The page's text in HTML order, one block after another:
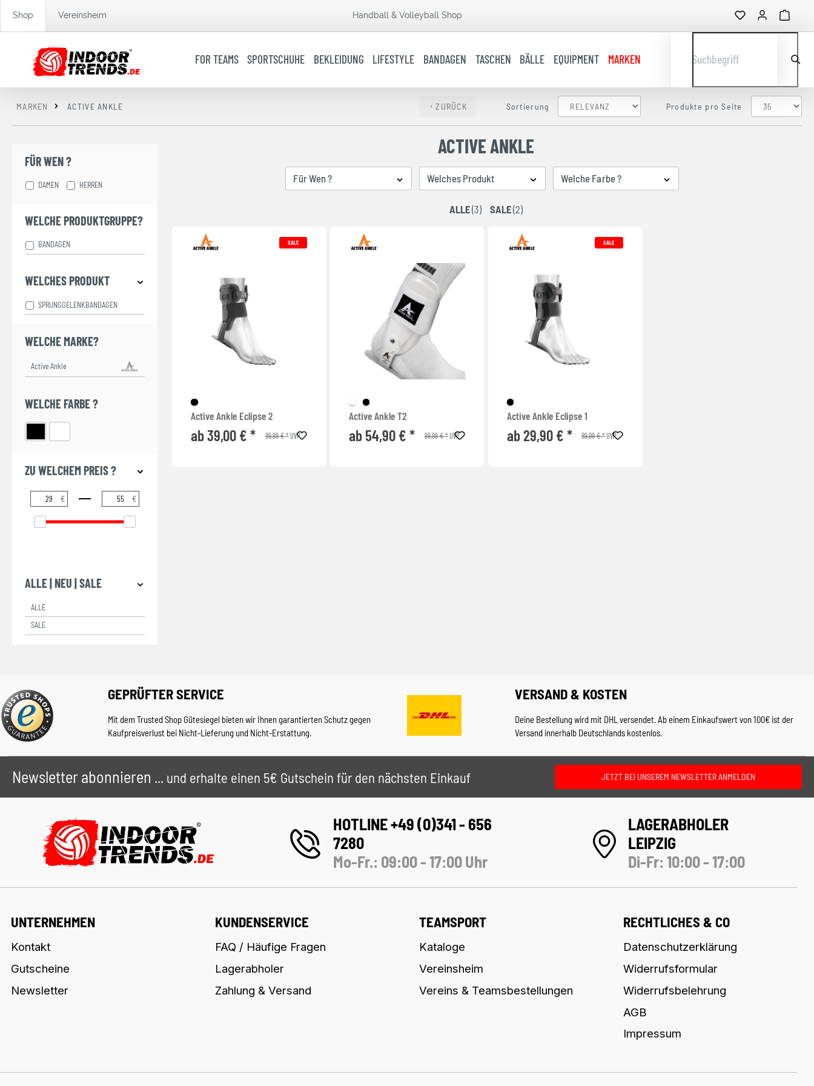
Zur Hauptnavigation springen
Shop Vereinsheim Handball & Volleyball Shop
FOR TEAMS SPORTSCHUHE BEKLEIDUNG LIFESTYLE BANDAGEN TASCHEN BÄLLE EQUIPMENT MARKEN Suchbegriff
ZURÜCK
MARKEN ACTIVE ANKLE Sortierung Produkte pro Seite
FÜR WEN ?
DAMEN HERREN
WELCHE PRODUKTGRUPPE?
BANDAGEN
WELCHES PRODUKT
SPRUNGGELENKBANDAGEN
WELCHE MARKE?
WELCHE FARBE ?
ZU WELCHEM PREIS ?
€ €
ALLE | NEU | SALE
ALLE
SALE
ACTIVE ANKLE
Für Wen ? Welches Produkt Welche Farbe ?
ALLE(3) SALE(2)
SALE
Active Ankle Eclipse 2
ab 39,00 € * 89,99 € *UVP
Active Ankle T2
ab 54,90 € * 99,99 € *UVP
SALE
Active Ankle Eclipse 1
ab 29,90 € * 89,99 € *UVP
GEPRÜFTER SERVICE
Mit dem Trusted Shop Gütesiegel bieten wir Ihnen garantierten Schutz gegen
Kaufpreisverlust bei Nicht-Lieferung und Nicht-Erstattung.
VERSAND & KOSTEN
Deine Bestellung wird mit DHL versendet. Ab einem Einkaufswert von 100€ ist der
Versand innerhalb Deutschlands kostenlos.
Newsletter abonnieren ... und erhalte einen 5€ Gutschein für den nächsten Einkauf JETZT BEI UNSEREM NEWSLETTER ANMELDEN
HOTLINE +49 (0)341 - 656
7280
Mo-Fr.: 09:00 - 17:00 Uhr
LAGERABHOLER
LEIPZIG
Di-Fr: 10:00 - 17:00
UNTERNEHMEN
Kontakt
Gutscheine
Newsletter
KUNDENSERVICE
FAQ / Häufige Fragen
Lagerabholer
Zahlung & Versand
TEAMSPORT
Kataloge
Vereinsheim
Vereins & Teamsbestellungen
RECHTLICHES & CO
Datenschutzerklärung
Widerrufsformular
Widerrufsbelehrung
AGB
Impressum